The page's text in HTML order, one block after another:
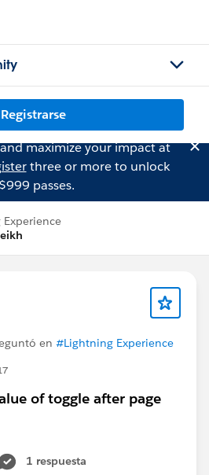
Registrarse
maximize your impact at
three or more to unlock
$999 passes.
en #Lightning Experience
of toggle after page
1 respuesta